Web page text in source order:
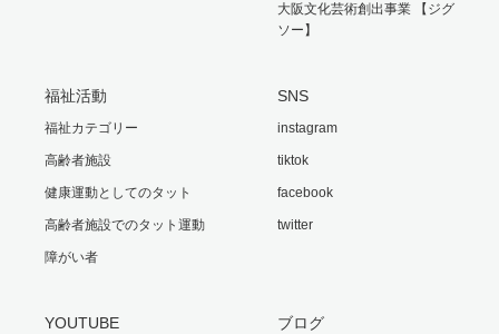
大阪文化芸術創出事業 【ジグ
ソー】
福祉活動
福祉カテゴリー
高齢者施設
健康運動としてのタット
高齢者施設でのタット運動
障がい者
SNS
instagram
tiktok
facebook
twitter
YOUTUBE ブログ